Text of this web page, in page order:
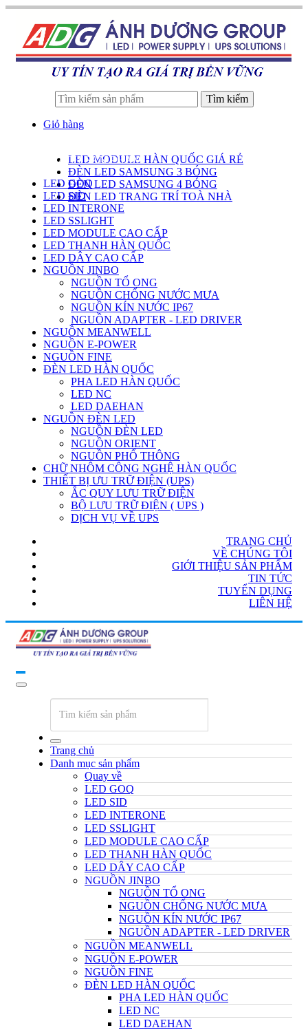
Tìm kiếm
Giỏ hàng
LED MODULE HÀN QUỐC GIÁ RẺ
ĐÈN LED SAMSUNG 3 BÓNG
ĐÈN LED SAMSUNG 4 BÓNG
ĐÈN LED TRANG TRÍ TOÀ NHÀ
DANH SÁCH SẢN PHẨM
LED GOQ
LED SID
LED INTERONE
LED SSLIGHT
LED MODULE CAO CẤP
LED THANH HÀN QUỐC
LED DÂY CAO CẤP
NGUỒN JINBO
NGUỒN TỔ ONG
NGUỒN CHỐNG NƯỚC MƯA
NGUỒN KÍN NƯỚC IP67
NGUỒN ADAPTER - LED DRIVER
NGUỒN MEANWELL
NGUỒN E-POWER
NGUỒN FINE
ĐÈN LED HÀN QUỐC
PHA LED HÀN QUỐC
LED NC
LED DAEHAN
NGUỒN ĐÈN LED
NGUỒN ĐÈN LED
NGUỒN ORIENT
NGUỒN PHỔ THÔNG
CHỮ NHÔM CÔNG NGHỆ HÀN QUỐC
THIẾT BỊ ƯU TRỮ ĐIỆN (UPS)
ẮC QUY LƯU TRỮ ĐIỆN
BỘ LƯU TRỮ ĐIỆN ( UPS )
DỊCH VỤ VỀ UPS
TRANG CHỦ
VỀ CHÚNG TÔI
GIỚI THIỆU SẢN PHẨM
TIN TỨC
TUYỂN DỤNG
LIÊN HỆ
Trang chủ
Danh mục sản phẩm
Quay về
LED GOQ
LED SID
LED INTERONE
LED SSLIGHT
LED MODULE CAO CẤP
LED THANH HÀN QUỐC
LED DÂY CAO CẤP
NGUỒN JINBO
NGUỒN TỔ ONG
NGUỒN CHỐNG NƯỚC MƯA
NGUỒN KÍN NƯỚC IP67
NGUỒN ADAPTER - LED DRIVER
NGUỒN MEANWELL
NGUỒN E-POWER
NGUỒN FINE
ĐÈN LED HÀN QUỐC
PHA LED HÀN QUỐC
LED NC
LED DAEHAN